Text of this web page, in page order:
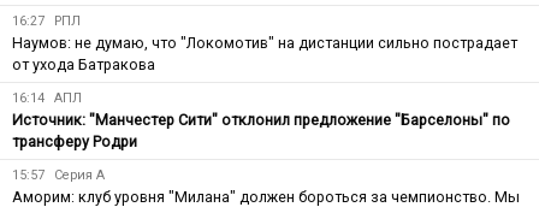
16:27 РПЛ
Наумов: не думаю, что "Локомотив" на дистанции сильно пострадает
от ухода Батракова
16:14 АПЛ
Источник: "Манчестер Сити" отклонил предложение "Барселоны" по
трансферу Родри
15:57 Серия А
Аморим: клуб уровня "Милана" должен бороться за чемпионство. Мы